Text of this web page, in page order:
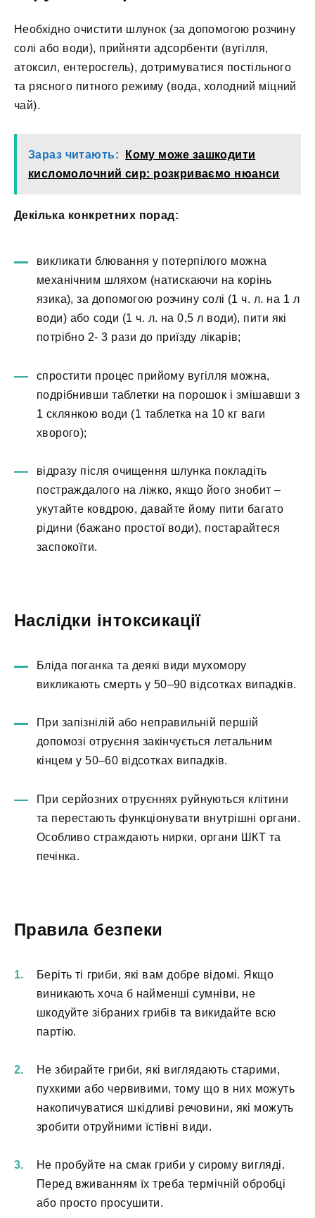
Необхідно очистити шлунок (за допомогою розчину
солі або води), прийняти адсорбенти (вугілля,
атоксил, ентеросгель), дотримуватися постільного
та рясного питного режиму (вода, холодний міцний
чай).
Зараз читають:
Кому може зашкодити
кисломолочний сир: розкриваємо нюанси
Декілька конкретних порад:
викликати блювання у потерпілого можна
механічним шляхом (натискаючи на корінь
язика), за допомогою розчину солі (1 ч. л. на 1 л
води) або соди (1 ч. л. на 0,5 л води), пити які
потрібно 2- 3 рази до приїзду лікарів;
спростити процес прийому вугілля можна,
подрібнивши таблетки на порошок і змішавши з
1 склянкою води (1 таблетка на 10 кг ваги
хворого);
відразу після очищення шлунка покладіть
постраждалого на ліжко, якщо його знобит –
укутайте ковдрою, давайте йому пити багато
рідини (бажано простої води), постарайтеся
заспокоїти.
Наслідки інтоксикації
Бліда поганка та деякі види мухомору
викликають смерть у 50–90 відсотках випадків.
При запізнілій або неправильній першій
допомозі отруєння закінчується летальним
кінцем у 50–60 відсотках випадків.
При серйозних отруєннях руйнуються клітини
та перестають функціонувати внутрішні органи.
Особливо страждають нирки, органи ШКТ та
печінка.
Правила безпеки
Беріть ті гриби, які вам добре відомі. Якщо
виникають хоча б найменші сумніви, не
шкодуйте зібраних грибів та викидайте всю
партію.
Не збирайте гриби, які виглядають старими,
пухкими або червивими, тому що в них можуть
накопичуватися шкідливі речовини, які можуть
зробити отруйними їстівні види.
Не пробуйте на смак гриби у сирому вигляді.
Перед вживанням їх треба термічній обробці
або просто просушити.